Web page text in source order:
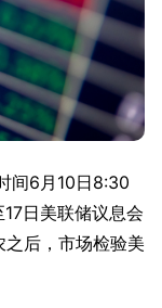
间6月10日8:30
日美联储议息会
后，市场检验美